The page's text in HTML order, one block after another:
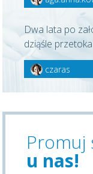
Dwa lata po
dziąśle
czaras
Promuj
u nas!